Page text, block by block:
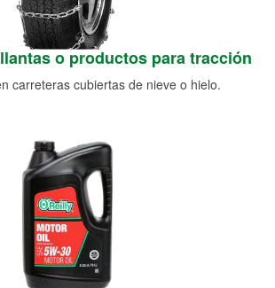
o productos para tracción
carreteras cubiertas de nieve o hielo.